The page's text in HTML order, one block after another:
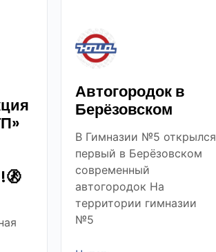
Автогородок в
Берёзовском
В Гимназии №5 открылся
первый в Берёзовском
современный
автогородок На
территории гимназии
№5